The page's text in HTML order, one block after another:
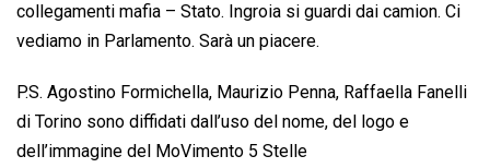
collegamenti mafia – Stato. Ingroia si guardi dai camion. Ci
vediamo in Parlamento. Sarà un piacere.
P.S. Agostino Formichella, Maurizio Penna, Raffaella Fanelli
di Torino sono diffidati dall’uso del nome, del logo e
dell’immagine del MoVimento 5 Stelle